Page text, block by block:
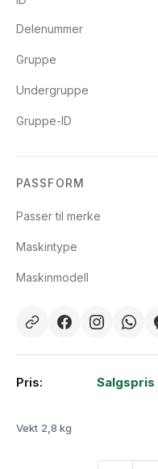
Delenummer
Gruppe
Undergruppe
Gruppe-ID
PASSFORM
Passer til merke
Maskintype
Maskinmodell
Pris: Salgspris
Vekt 2,8 kg